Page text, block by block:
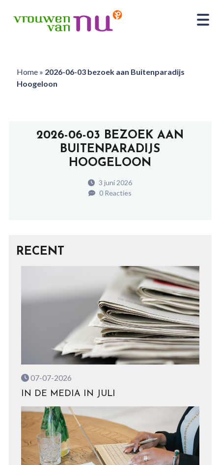
Home» 2026-06-03 bezoek aan Buitenparadijs
Hoogeloon
2026-06-03 BEZOEK AAN
BUITENPARADIJS
HOOGELOON
3 juni 2026
0 Reacties
RECENT
07-07-2026
IN DE MEDIA IN JULI